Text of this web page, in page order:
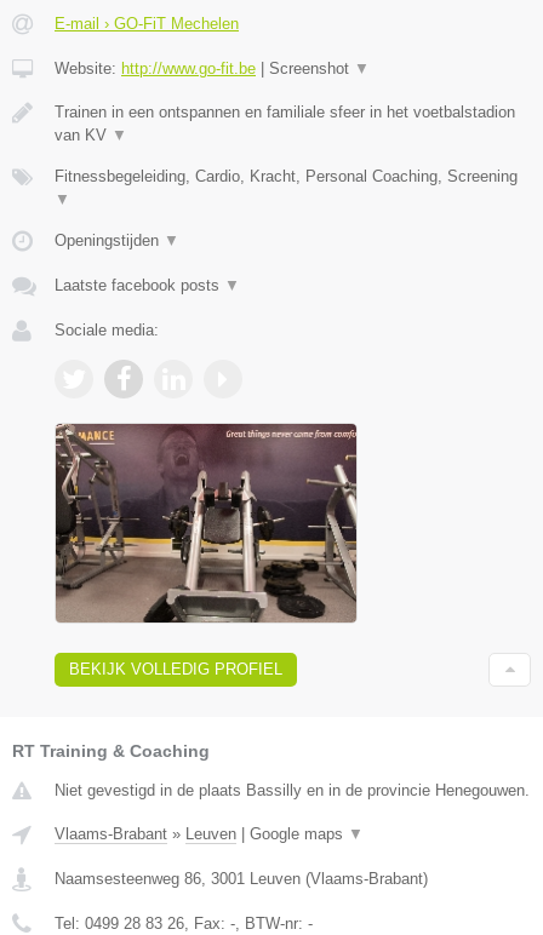
E-mail › GO-FiT Mechelen
Website: http://www.go-fit.be | Screenshot ▼
Trainen in een ontspannen en familiale sfeer in het voetbalstadion
van KV ▼
Fitnessbegeleiding, Cardio, Kracht, Personal Coaching, Screening
▼
Openingstijden ▼
Laatste facebook posts ▼
Sociale media:
BEKIJK VOLLEDIG PROFIEL
RT Training & Coaching
Niet gevestigd in de plaats Bassilly en in de provincie Henegouwen.
Vlaams-Brabant » Leuven Google maps ▼
Naamsesteenweg 86, 3001 Leuven (Vlaams-Brabant)
Tel: 0499 28 83 26, Fax: -, BTW-nr: -